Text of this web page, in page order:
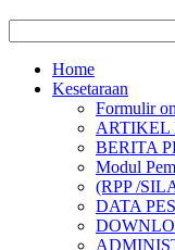
Home
Kesetaraan
Formulir
ARTIKEL
BERITA
Modul
(RPP /
DATA